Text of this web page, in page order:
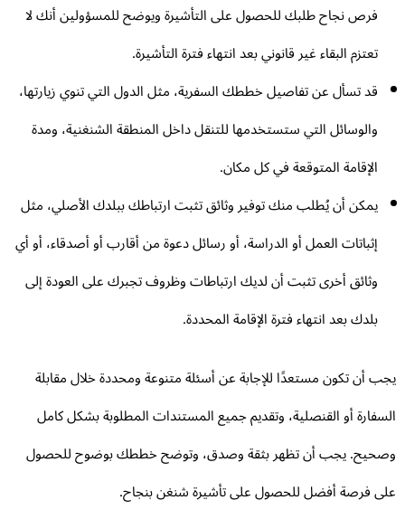
فرص نجاح طلبك للحصول على التأشيرة ويوضح للمسؤولين أنك لا
تعتزم البقاء غير قانوني بعد انتهاء فترة التأشيرة.
قد تسأل عن تفاصيل خططك السفرية، مثل الدول التي تنوي زيارتها،
والوسائل التي ستستخدمها للتنقل داخل المنطقة الشنغنية، ومدة
الإقامة المتوقعة في كل مكان.
يمكن أن يُطلب منك توفير وثائق تثبت ارتباطك ببلدك الأصلي، مثل
إثباتات العمل أو الدراسة، أو رسائل دعوة من أقارب أو أصدقاء، أو أي
وثائق أخرى تثبت أن لديك ارتباطات وظروف تجبرك على العودة إلى
بلدك بعد انتهاء فترة الإقامة المحددة.
أن تكون مستعدًا للإجابة عن أسئلة متنوعة ومحددة خلال مقابلة
أو القنصلية، وتقديم جميع المستندات المطلوبة بشكل كامل
يجب أن تظهر بثقة وصدق، وتوضح خططك بوضوح للحصول
فرصة أفضل للحصول على تأشيرة شنغن بنجاح.